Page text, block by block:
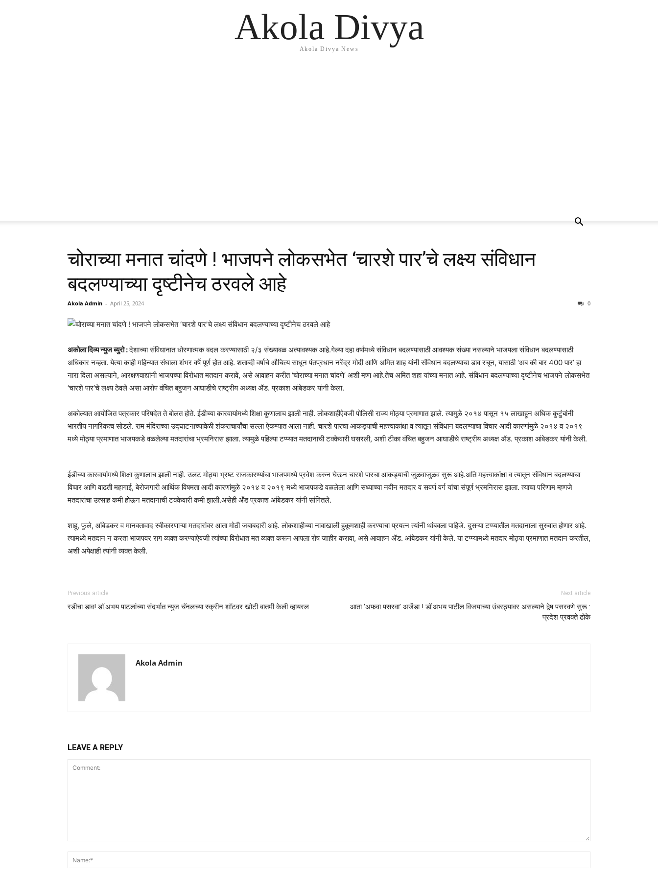
Akola Divya
Akola Divya News
चोराच्या मनात चांदणे ! भाजपने लोकसभेत ‘चारशे पार’चे लक्ष्य संविधान
बदलण्याच्या दृष्टीनेच ठरवले आहे
Akola Admin - April 25, 2024 0
अकोला दिव्य न्युज ब्युरो :देशाच्या संविधानात धोरणात्मक बदल करण्यासाठी २/३ संख्याबळ अत्यावश्यक आहे.गेल्या दहा वर्षांमध्ये संविधान बदलण्यासाठी आवश्यक संख्या नसल्याने भाजपला संविधान बदलण्यासाठी
अधिकार नव्हता. येत्या काही महिन्यात संघाला शंभर वर्षे पूर्ण होत आहे. शताब्दी वर्षाचे औचित्य साधून पंतप्रधान नरेंद्र मोदी आणि अमित शाह यांनी संविधान बदलण्याचा डाव रचून, यासाठी ‘अब की बार 400 पार’ हा
नारा दिला असल्याने, आरक्षणवाद्यांनी भाजपच्या विरोधात मतदान करावे, असे आवाहन करीत ‘चोराच्या मनात चांदणे’ अशी म्हण आहे.तेच अमित शहा यांच्या मनात आहे. संविधान बदलण्याच्या दृष्टीनेच भाजपने लोकसभेत
‘चारशे पार’चे लक्ष्य ठेवले असा आरोप वंचित बहुजन आघाडीचे राष्ट्रीय अध्यक्ष ॲड. प्रकाश आंबेडकर यांनी केला.
अकोल्यात आयोजित पत्रकार परिषदेत ते बोलत होते. ईडीच्या कारवायांमध्ये शिक्षा कुणालाच झाली नाही. लोकशाहीऐवजी पोलिसी राज्य मोठ्या प्रमाणात झाले. त्यामुळे २०१४ पासून १५ लाखाहून अधिक कुटुंबांनी
भारतीय नागरिकत्व सोडले. राम मंदिराच्या उद्घाटनाच्यावेळी शंकराचार्यांचा सल्ला ऐकण्यात आला नाही. चारशे पारचा आकड्याची महत्त्वाकांक्षा व त्यातून संविधान बदलण्याचा विचार आदी कारणांमुळे २०१४ व २०१९
मध्ये मोठ्या प्रमाणात भाजपकडे वळलेल्या मतदारांचा भ्रमनिरास झाला. त्यामुळे पहिल्या टप्प्यात मतदानाची टक्केवारी घसरली, अशी टीका वंचित बहुजन आघाडीचे राष्ट्रीय अध्यक्ष ॲड. प्रकाश आंबेडकर यांनी केली.
ईडीच्या कारवायांमध्ये शिक्षा कुणालाच झाली नाही. उलट मोठ्या भ्रष्ट राजकारण्यांचा भाजपमध्ये प्रवेश करुन घेऊन चारशे पारचा आकड्याची जुळवाजुळव सुरू आहे.अति महत्त्वाकांक्षा व त्यातून संविधान बदलण्याचा
विचार आणि वाढती महागाई, बेरोजगारी आर्थिक विषमता आदी कारणांमुळे २०१४ व २०१९ मध्ये भाजपकडे वळलेला आणि सध्याच्या नवीन मतदार व सवर्ण वर्ग यांचा संपूर्ण भ्रमनिरास झाला. त्याचा परिणाम म्हणजे
मतदारांचा उत्साह कमी होऊन मतदानाची टक्केवारी कमी झाली.असेही अँड प्रकाश आंबेडकर यांनी सांगितले.
शाहू, फुले, आंबेडकर व मानवतावाद स्वीकारणाऱ्या मतदारांवर आता मोठी जबाबदारी आहे. लोकशाहीच्या नावाखाली हुकूमशाही करण्याचा प्रयत्न त्यांनी थांबवला पाहिजे. दुसऱ्या टप्प्यातील मतदानाला सुरुवात होणार आहे.
त्यामध्ये मतदान न करता भाजपवर राग व्यक्त करण्याऐवजी त्यांच्या विरोधात मत व्यक्त करून आपला रोष जाहीर करावा, असे आवाहन ॲड. आंबेडकर यांनी केले. या टप्प्यामध्ये मतदार मोठ्या प्रमाणात मतदान करतील,
अशी अपेक्षाही त्यांनी व्यक्त केली.
Previous article
रडीचा डाव! डॉ.अभय पाटलांच्या संदर्भात न्युज चॅनलच्या स्क्रीन शॉटवर खोटी बातमी केली व्हायरल
Next article
आता ‘अफवा पसरवा’ अजेंडा ! डॉ.अभय पाटील विजयाच्या उंबरठ्यावर असल्याने द्वेष पसरवणे सुरू :
प्रदेश प्रवक्ते ढोके
Akola Admin
LEAVE A REPLY